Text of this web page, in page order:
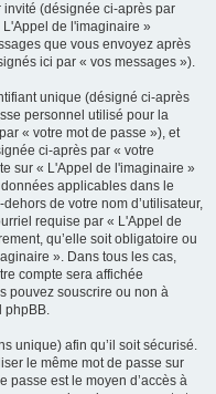
invité (désignée ci-après par
L'Appel de l'imaginaire »
que vous envoyez après
ici par « vos messages »).
unique (désigné ci-après
personnel utilisé pour la
« votre mot de passe »), et
ci-après par « votre
sur « L'Appel de l'imaginaire »
applicables dans le
de votre nom d’utilisateur,
requise par « L'Appel de
qu’elle soit obligatoire ou
». Dans tous les cas,
compte sera affichée
pouvez souscrire ou non à
phpBB.
unique) afin qu’il soit sécurisé.
le même mot de passe sur
passe est le moyen d’accès à